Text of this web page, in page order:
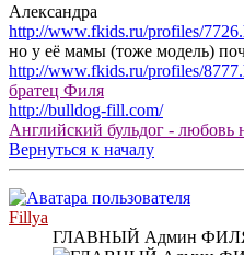
Александра
http://www.fkids.ru/profiles/
но у её мамы (тоже модель)
http://www.fkids.ru/profiles/
братец Филя
http://bulldog-fill.com/
Английский бульдог - любовь
Вернуться к началу
Fillya
ГЛАВНЫЙ Админ ФИЛЯ